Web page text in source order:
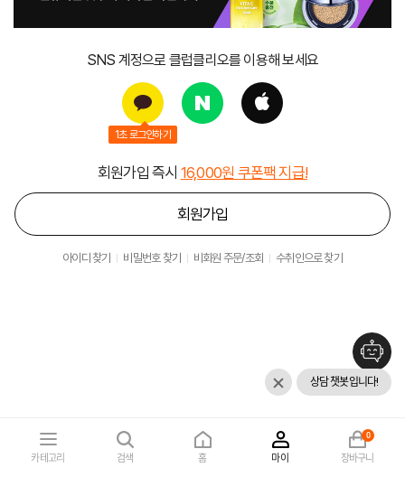
SNS 계정으로 클럽클리오를 이용해 보세요
1초 로그인하기
회원가입 즉시 16,000원 쿠폰팩 지급!
회원가입
아이디 찾기 비밀번호 찾기 비회원 주문/조회 수취인으로 찾기
카테고리 검색 홈 마이 장바구니
0
상담 챗봇입니다!